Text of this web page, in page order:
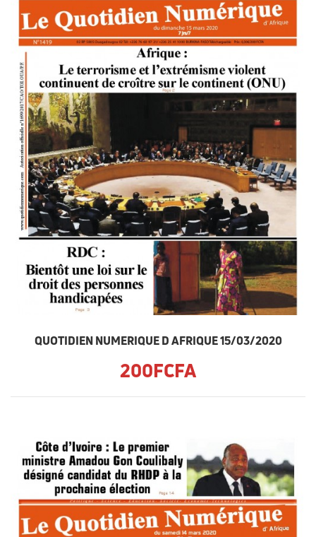
QUOTIDIEN NUMERIQUE D AFRIQUE 15/03/2020
200FCFA